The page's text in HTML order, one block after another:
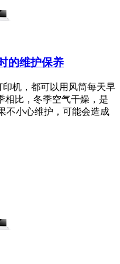
的维护保养
机，都可以用风筒每天早
相比，冬季空气干燥，是
不小心维护，可能会造成